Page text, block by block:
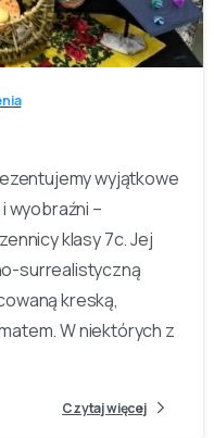
-
wyjątkowe
wyobraźni –
klasy 7c. Jej
surrealistyczną
kreską,
W niektórych z
Czytaj więcej